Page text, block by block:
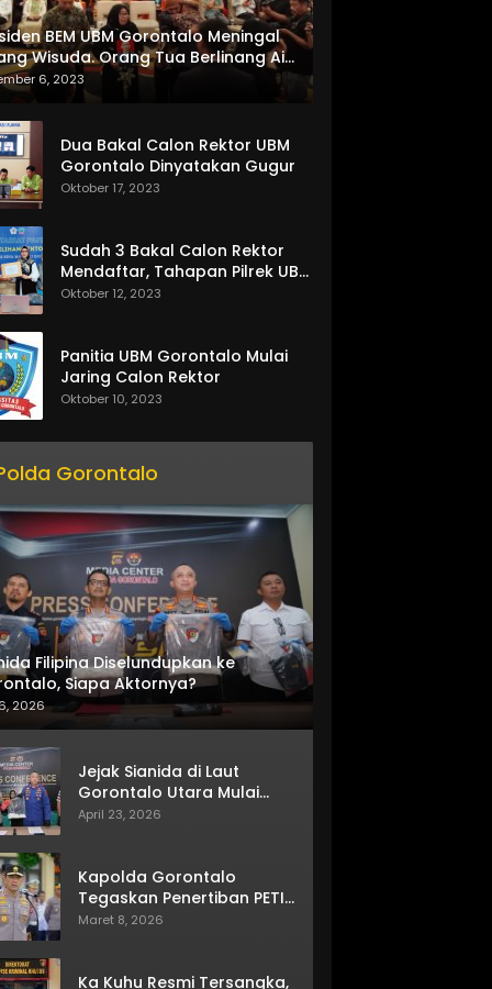
BEM UBM Gorontalo Meningal
Wisuda. Orang Tua Berlinang Air
Menerima SKL dan Pemasangan
6, 2023
Dua Bakal Calon Rektor UBM
Gorontalo Dinyatakan Gugur
Oktober 17, 2023
Sudah 3 Bakal Calon Rektor
Mendaftar, Tahapan Pilrek UBM
Gorontalo Makin Seru
Oktober 12, 2023
Panitia UBM Gorontalo Mulai
Jaring Calon Rektor
Oktober 10, 2023
Gorontalo
Filipina Diselundupkan ke
Siapa Aktornya?
2026
Jejak Sianida di Laut
Gorontalo Utara Mulai
Terkuak
April 23, 2026
Kapolda Gorontalo
Tegaskan Penertiban PETI
Terus Berjalan
Maret 8, 2026
Ka Kuhu Resmi Tersangka,